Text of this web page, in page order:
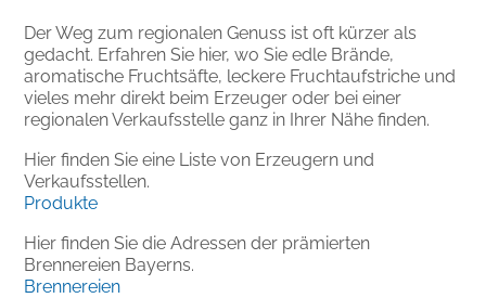
Der Weg zum regionalen Genuss ist oft kürzer als
gedacht. Erfahren Sie hier, wo Sie edle Brände,
aromatische Fruchtsäfte, leckere Fruchtaufstriche und
vieles mehr direkt beim Erzeuger oder bei einer
regionalen Verkaufsstelle ganz in Ihrer Nähe finden.
Hier finden Sie eine Liste von Erzeugern und
Verkaufsstellen.
Produkte
Hier finden Sie die Adressen der prämierten
Brennereien Bayerns.
Brennereien